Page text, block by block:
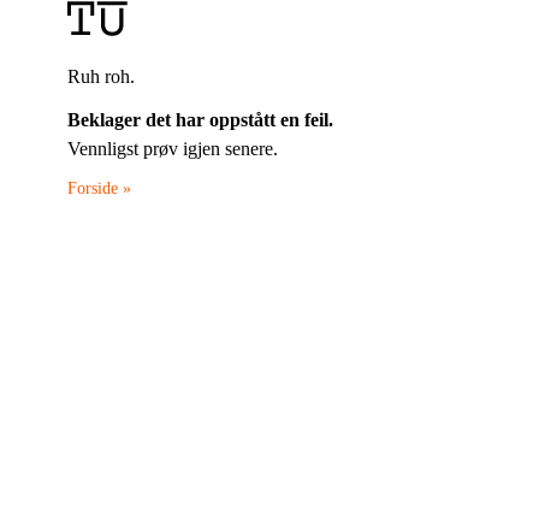
Ruh roh.
Beklager det har oppstått en feil.
Vennligst prøv igjen senere.
Forside »